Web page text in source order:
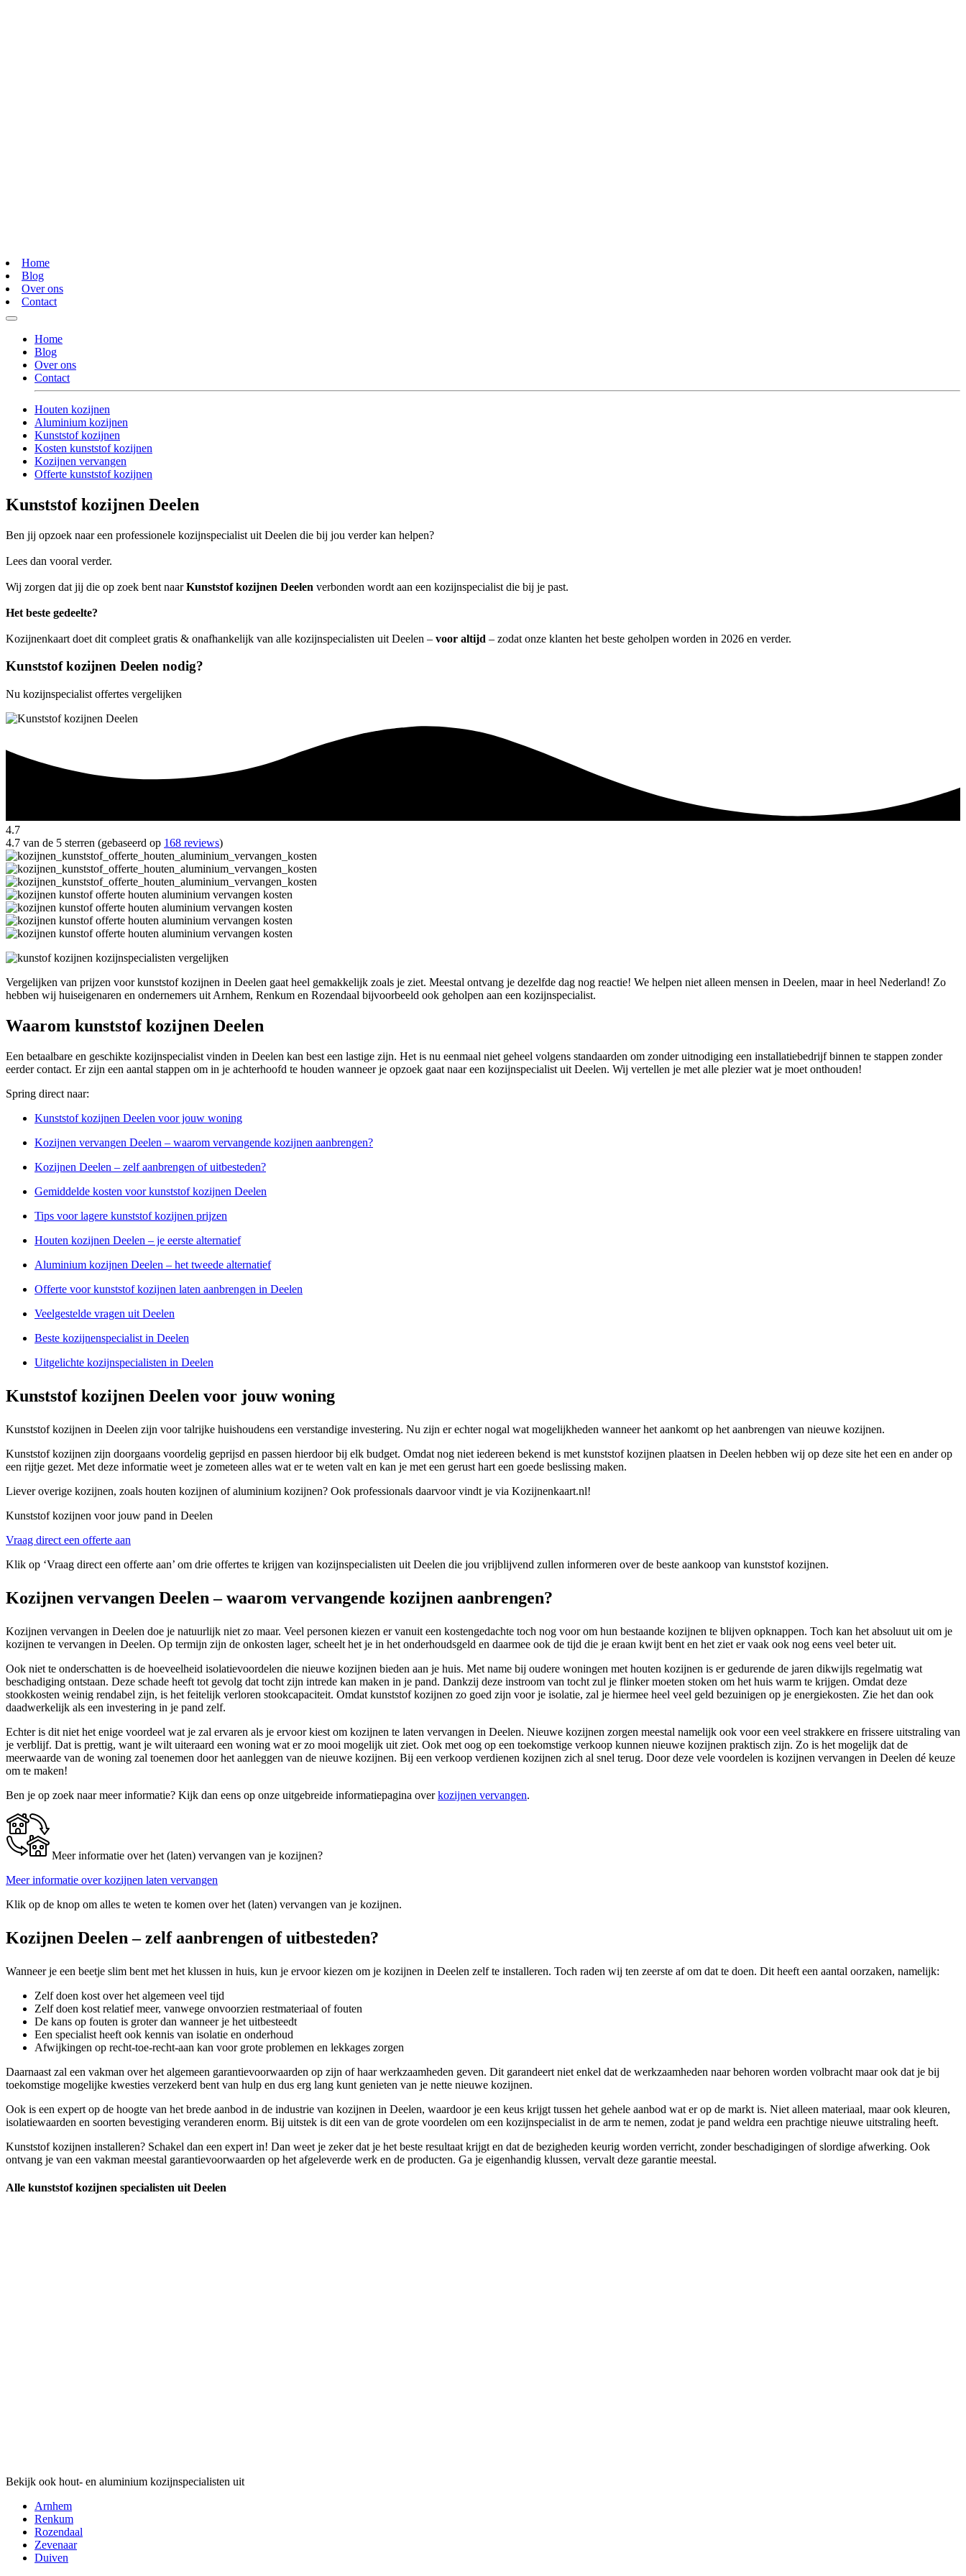
Home
Blog
Over ons
Contact
Home
Blog
Over ons
Contact
Houten kozijnen
Aluminium kozijnen
Kunststof kozijnen
Kosten kunststof kozijnen
Kozijnen vervangen
Offerte kunststof kozijnen
Kunststof kozijnen Deelen
Ben jij opzoek naar een professionele kozijnspecialist uit Deelen die bij jou verder kan helpen?
Lees dan vooral verder.
Wij zorgen dat jij die op zoek bent naarKunststof kozijnen Deelen verbonden wordt aan een kozijnspecialist die bij je past.
Het beste gedeelte?
Kozijnenkaart doet dit compleet gratis & onafhankelijk van alle kozijnspecialisten uit Deelen – voor altijd – zodat onze klanten het beste geholpen worden in 2026 en verder.
Kunststof kozijnen Deelen nodig?
Nu kozijnspecialist offertes vergelijken
4.7
4.7 van de 5 sterren (gebaseerd op 168 reviews)
Vergelijken van prijzen voor kunststof kozijnen in Deelen gaat heel gemakkelijk zoals je ziet. Meestal ontvang je dezelfde dag nog reactie! We helpen niet alleen mensen in Deelen, maar in heel Nederland! Zo
hebben wij huiseigenaren en ondernemers uit Arnhem, Renkum en Rozendaal bijvoorbeeld ook geholpen aan een kozijnspecialist.
Waarom kunststof kozijnen Deelen
Een betaalbare en geschikte kozijnspecialist vinden in Deelen kan best een lastige zijn. Het is nu eenmaal niet geheel volgens standaarden om zonder uitnodiging een installatiebedrijf binnen te stappen zonder
eerder contact. Er zijn een aantal stappen om in je achterhoofd te houden wanneer je opzoek gaat naar een kozijnspecialist uit Deelen. Wij vertellen je met alle plezier wat je moet onthouden!
Spring direct naar:
Kunststof kozijnen Deelen voor jouw woning
Kozijnen vervangen Deelen – waarom vervangende kozijnen aanbrengen?
Kozijnen Deelen – zelf aanbrengen of uitbesteden?
Gemiddelde kosten voor kunststof kozijnen Deelen
Tips voor lagere kunststof kozijnen prijzen
Houten kozijnen Deelen – je eerste alternatief
Aluminium kozijnen Deelen – het tweede alternatief
Offerte voor kunststof kozijnen laten aanbrengen in Deelen
Veelgestelde vragen uit Deelen
Beste kozijnenspecialist in Deelen
Uitgelichte kozijnspecialisten in Deelen
Kunststof kozijnen Deelen voor jouw woning
Kunststof kozijnen in Deelen zijn voor talrijke huishoudens een verstandige investering. Nu zijn er echter nogal wat mogelijkheden wanneer het aankomt op het aanbrengen van nieuwe kozijnen.
Kunststof kozijnen zijn doorgaans voordelig geprijsd en passen hierdoor bij elk budget. Omdat nog niet iedereen bekend is met kunststof kozijnen plaatsen in Deelen hebben wij op deze site het een en ander op
een rijtje gezet. Met deze informatie weet je zometeen alles wat er te weten valt en kan je met een gerust hart een goede beslissing maken.
Liever overige kozijnen, zoals houten kozijnen of aluminium kozijnen? Ook professionals daarvoor vindt je via Kozijnenkaart.nl!
Kunststof kozijnen voor jouw pand in Deelen
Vraag direct een offerte aan
Klik op ‘Vraag direct een offerte aan’ om drie offertes te krijgen van kozijnspecialisten uit Deelen die jou vrijblijvend zullen informeren over de beste aankoop van kunststof kozijnen.
Kozijnen vervangen Deelen – waarom vervangende kozijnen aanbrengen?
Kozijnen vervangen in Deelen doe je natuurlijk niet zo maar. Veel personen kiezen er vanuit een kostengedachte toch nog voor om hun bestaande kozijnen te blijven opknappen. Toch kan het absoluut uit om je
kozijnen te vervangen in Deelen. Op termijn zijn de onkosten lager, scheelt het je in het onderhoudsgeld en daarmee ook de tijd die je eraan kwijt bent en het ziet er vaak ook nog eens veel beter uit.
Ook niet te onderschatten is de hoeveelheid isolatievoordelen die nieuwe kozijnen bieden aan je huis. Met name bij oudere woningen met houten kozijnen is er gedurende de jaren dikwijls regelmatig wat
beschadiging ontstaan. Deze schade heeft tot gevolg dat tocht zijn intrede kan maken in je pand. Dankzij deze instroom van tocht zul je flinker moeten stoken om het huis warm te krijgen. Omdat deze
stookkosten weinig rendabel zijn, is het feitelijk verloren stookcapaciteit. Omdat kunststof kozijnen zo goed zijn voor je isolatie, zal je hiermee heel veel geld bezuinigen op je energiekosten. Zie het dan ook
daadwerkelijk als een investering in je pand zelf.
Echter is dit niet het enige voordeel wat je zal ervaren als je ervoor kiest om kozijnen te laten vervangen in Deelen. Nieuwe kozijnen zorgen meestal namelijk ook voor een veel strakkere en frissere uitstraling van
je verblijf. Dat is prettig, want je wilt uiteraard een woning wat er zo mooi mogelijk uit ziet. Ook met oog op een toekomstige verkoop kunnen nieuwe kozijnen praktisch zijn. Zo is het mogelijk dat de
meerwaarde van de woning zal toenemen door het aanleggen van de nieuwe kozijnen. Bij een verkoop verdienen kozijnen zich al snel terug. Door deze vele voordelen is kozijnen vervangen in Deelen dé keuze
om te maken!
Ben je op zoek naar meer informatie? Kijk dan eens op onze uitgebreide informatiepagina overkozijnen vervangen.
Meer informatie over het (laten) vervangen van je kozijnen?
Meer informatie over kozijnen laten vervangen
Klik op de knop om alles te weten te komen over het (laten) vervangen van je kozijnen.
Kozijnen Deelen – zelf aanbrengen of uitbesteden?
Wanneer je een beetje slim bent met het klussen in huis, kun je ervoor kiezen om je kozijnen in Deelen zelf te installeren. Toch raden wij ten zeerste af om dat te doen. Dit heeft een aantal oorzaken, namelijk:
Zelf doen kost over het algemeen veel tijd
Zelf doen kost relatief meer, vanwege onvoorzien restmateriaal of fouten
De kans op fouten is groter dan wanneer je het uitbesteedt
Een specialist heeft ook kennis van isolatie en onderhoud
Afwijkingen op recht-toe-recht-aan kan voor grote problemen en lekkages zorgen
Daarnaast zal een vakman over het algemeen garantievoorwaarden op zijn of haar werkzaamheden geven. Dit garandeert niet enkel dat de werkzaamheden naar behoren worden volbracht maar ook dat je bij
toekomstige mogelijke kwesties verzekerd bent van hulp en dus erg lang kunt genieten van je nette nieuwe kozijnen.
Ook is een expert op de hoogte van het brede aanbod in de industrie van kozijnen in Deelen, waardoor je een keus krijgt tussen het gehele aanbod wat er op de markt is. Niet alleen materiaal, maar ook kleuren,
isolatiewaarden en soorten bevestiging veranderen enorm. Bij uitstek is dit een van de grote voordelen om een kozijnspecialist in de arm te nemen, zodat je pand weldra een prachtige nieuwe uitstraling heeft.
Kunststof kozijnen installeren? Schakel dan een expert in! Dan weet je zeker dat je het beste resultaat krijgt en dat de bezigheden keurig worden verricht, zonder beschadigingen of slordige afwerking. Ook
ontvang je van een vakman meestal garantievoorwaarden op het afgeleverde werk en de producten. Ga je eigenhandig klussen, vervalt deze garantie meestal.
Alle kunststof kozijnen specialisten uit Deelen
Bekijk ook hout- en aluminium kozijnspecialisten uit
Arnhem
Renkum
Rozendaal
Zevenaar
Duiven